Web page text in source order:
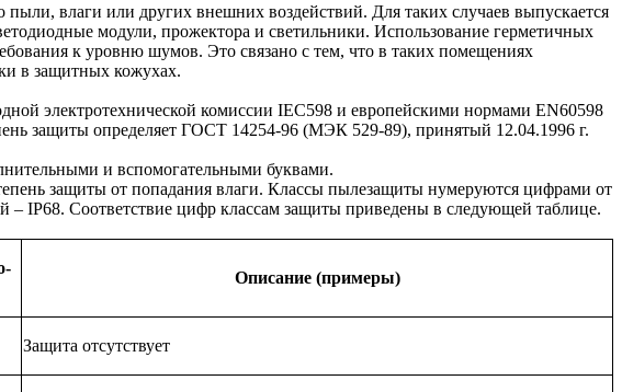
пыли, влаги или других внешних воздействий. Для таких случаев выпускается
модули, прожектора и светильники. Использование герметичных
к уровню шумов. Это связано с тем, что в таких помещениях
в защитных кожухах.
электротехнической комиссии IEC598 и европейскими нормами EN60598
защиты определяет ГОСТ 14254-96 (МЭК 529-89), принятый 12.04.1996 г.
и вспомогательными буквами.
защиты от попадания влаги. Классы пылезащиты нумеруются цифрами от
IP68. Соответствие цифр классам защиты приведены в следующей таблице.
Описание (примеры)
Защита отсутствует